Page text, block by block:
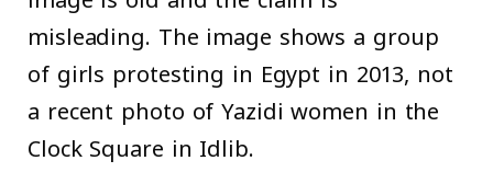
misleading. The image shows a group
of girls protesting in Egypt in 2013, not
a recent photo of Yazidi women in the
Clock Square in Idlib.